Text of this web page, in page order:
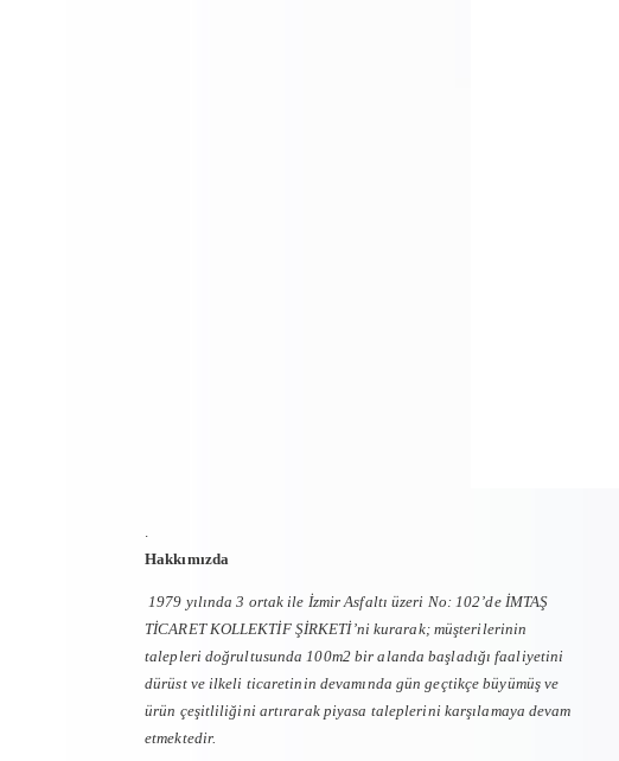
.
Hakkımızda
1979 yılında 3 ortak ile İzmir Asfaltı üzeri No: 102’de İMTAŞ
TİCARET KOLLEKTİF ŞİRKETİ’ni kurarak; müşterilerinin
talepleri doğrultusunda 100m2 bir alanda başladığı faaliyetini
dürüst ve ilkeli ticaretinin devamında gün geçtikçe büyümüş ve
ürün çeşitliliğini artırarak piyasa taleplerini karşılamaya devam
etmektedir.